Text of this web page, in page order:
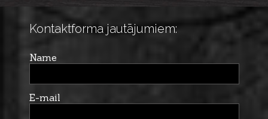
Kontaktforma jautājumiem:
Name
E-mail